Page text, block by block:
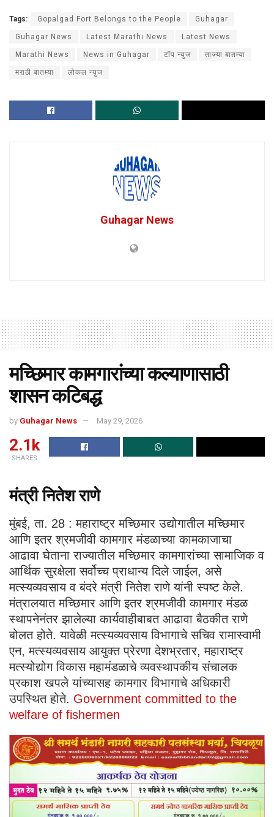
Tags: Gopalgad Fort Belongs to the People Guhagar
Guhagar News Latest Marathi News Latest News
Marathi News News in Guhagar टॉप न्युज ताज्या बातम्या
मराठी बातम्या लोकल न्युज
Guhagar News
मच्छिमार कामगारांच्या कल्याणासाठी
शासन कटिबद्ध
by Guhagar News May 29, 2026
2.1k
SHARES
मंत्री नितेश राणे
मुंबई, ता. 28 : महाराष्ट्र मच्छिमार उद्योगातील मच्छिमार
आणि इतर श्रमजीवी कामगार मंडळाच्या कामकाजाचा
आढावा घेताना राज्यातील मच्छिमार कामगारांच्या सामाजिक व
आर्थिक सुरक्षेला सर्वोच्च प्राधान्य दिले जाईल, असे
मत्स्यव्यवसाय व बंदरे मंत्री नितेश राणे यांनी स्पष्ट केले.
मंत्रालयात मच्छिमार आणि इतर श्रमजीवी कामगार मंडळ
स्थापनेनंतर झालेल्या कार्यवाहीबाबत आढावा बैठकीत राणे
बोलत होते. यावेळी मत्स्यव्यवसाय विभागाचे सचिव रामास्वामी
एन, मत्स्यव्यवसाय आयुक्त प्रेरणा देशभ्रतार, महाराष्ट्र
मत्स्योद्योग विकास महामंडळाचे व्यवस्थापकीय संचालक
प्रकाश खपले यांच्यासह कामगार विभागाचे अधिकारी
उपस्थित होते. Government committed to the
welfare of fishermen